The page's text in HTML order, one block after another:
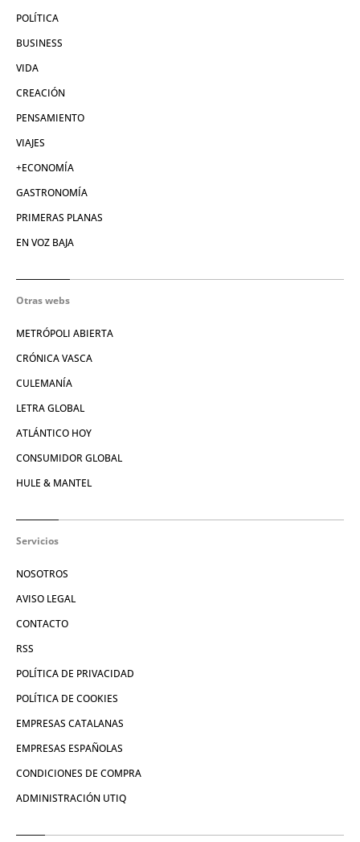
POLÍTICA
BUSINESS
VIDA
CREACIÓN
PENSAMIENTO
VIAJES
+ECONOMÍA
GASTRONOMÍA
PRIMERAS PLANAS
EN VOZ BAJA
Otras webs
METRÓPOLI ABIERTA
CRÓNICA VASCA
CULEMANÍA
LETRA GLOBAL
ATLÁNTICO HOY
CONSUMIDOR GLOBAL
HULE & MANTEL
Servicios
NOSOTROS
AVISO LEGAL
CONTACTO
RSS
POLÍTICA DE PRIVACIDAD
POLÍTICA DE COOKIES
EMPRESAS CATALANAS
EMPRESAS ESPAÑOLAS
CONDICIONES DE COMPRA
ADMINISTRACIÓN UTIQ